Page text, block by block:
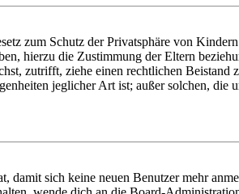
zum Schutz der Privatsphäre von
hierzu die Zustimmung der Eltern
zutrifft, ziehe einen rechtlichen
jeglicher Art ist; außer solchen,
sich keine neuen Benutzer mehr